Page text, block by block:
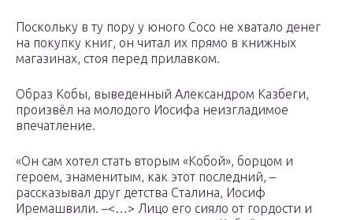
Поскольку в ту пору у юного Сосо не хватало денег
на покупку книг, он читал их прямо в книжных
магазинах, стоя перед прилавком.
Образ Кобы, выведенный Александром Казбеги,
произвёл на молодого Иосифа неизгладимое
впечатление.
«Он сам хотел стать вторым «Кобой», борцом и
героем, знаменитым, как этот последний, –
рассказывал друг детства Сталина, Иосиф
Иремашвили. –<…> Лицо его сияло от гордости и